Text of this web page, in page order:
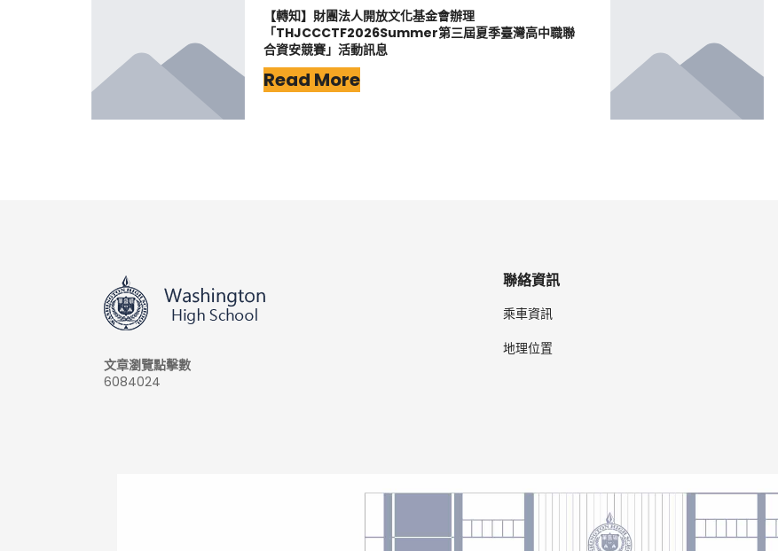
【轉知】財團法人開放文化基金會辦理
「THJCCCTF2026Summer第三屆夏季臺灣高中職聯
合資安競賽」活動訊息
Read More
文章瀏覽點擊數
6084024
聯絡資訊
乘車資訊
地理位置